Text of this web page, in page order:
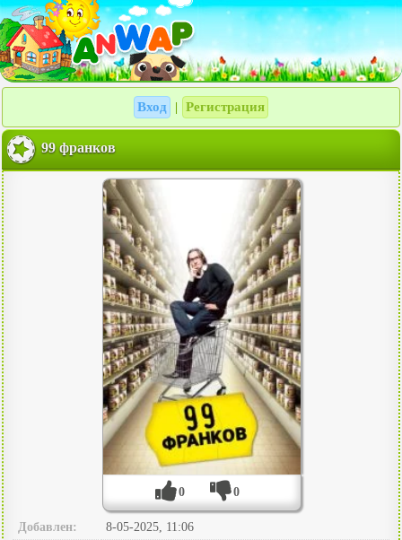
Вход Регистрация
99 франков
0 0
Добавлен:
8-05-2025, 11:06